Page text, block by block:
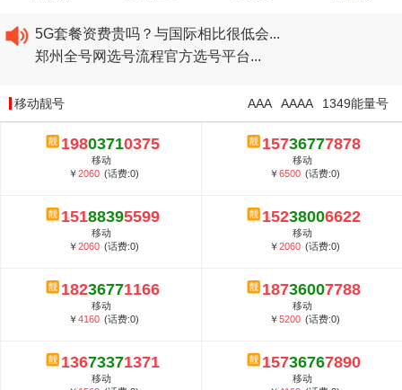
5G套餐资费贵吗？与国际相比很低会...
郑州全号网选号流程官方选号平台...
2020​联通最新套餐资费...
2020​电信最新套餐资费...
5G套餐资费贵吗？与国际相比很低会...
郑州全号网选号流程官方选号平台...
移动靓号 1349能量号
AAAA
AAA
19803710375
移动
￥2060 (话费:0)
15736777878
移动
￥6500 (话费:0)
15188395599
移动
￥2060 (话费:0)
15238006622
移动
￥2060 (话费:0)
18236771166
移动
￥4160 (话费:0)
18736007788
移动
￥5200 (话费:0)
13673371371
移动
15736767890
移动